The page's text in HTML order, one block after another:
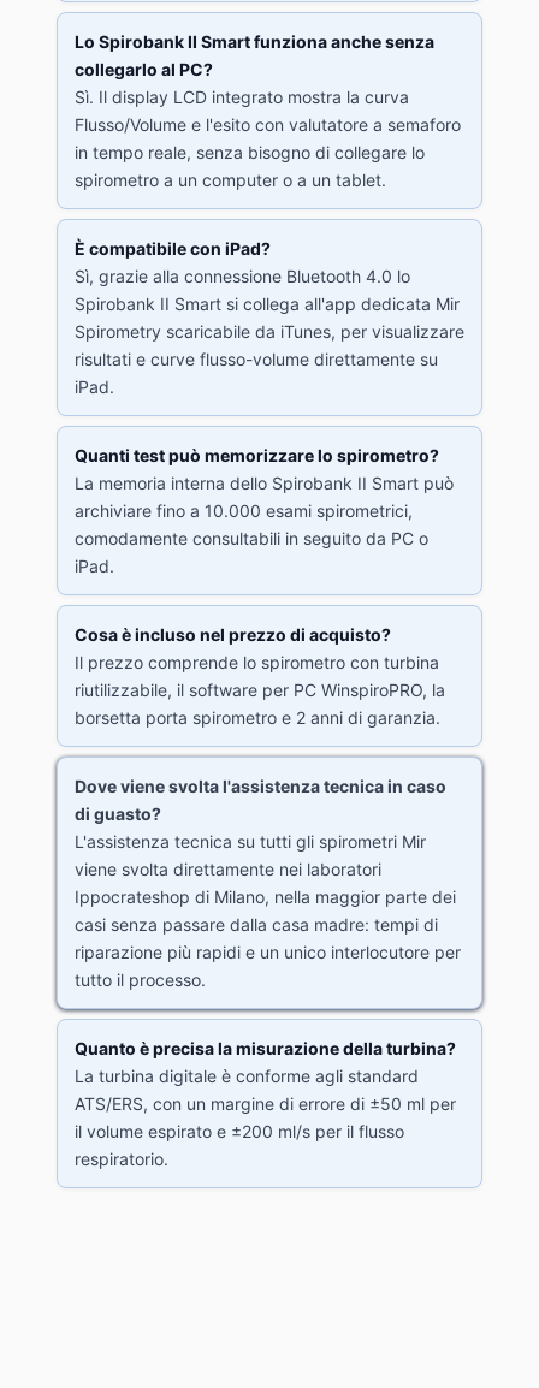
Lo Spirobank II Smart funziona anche senza
collegarlo al PC?
Sì. Il display LCD integrato mostra la curva
Flusso/Volume e l'esito con valutatore a semaforo
in tempo reale, senza bisogno di collegare lo
spirometro a un computer o a un tablet.
È compatibile con iPad?
Sì, grazie alla connessione Bluetooth 4.0 lo
Spirobank II Smart si collega all'app dedicata Mir
Spirometry scaricabile da iTunes, per visualizzare
risultati e curve flusso-volume direttamente su
iPad.
Quanti test può memorizzare lo spirometro?
La memoria interna dello Spirobank II Smart può
archiviare fino a 10.000 esami spirometrici,
comodamente consultabili in seguito da PC o
iPad.
Cosa è incluso nel prezzo di acquisto?
Il prezzo comprende lo spirometro con turbina
riutilizzabile, il software per PC WinspiroPRO, la
borsetta porta spirometro e 2 anni di garanzia.
Dove viene svolta l'assistenza tecnica in caso
di guasto?
L'assistenza tecnica su tutti gli spirometri Mir
viene svolta direttamente nei laboratori
Ippocrateshop di Milano, nella maggior parte dei
casi senza passare dalla casa madre: tempi di
riparazione più rapidi e un unico interlocutore per
tutto il processo.
Quanto è precisa la misurazione della turbina?
La turbina digitale è conforme agli standard
ATS/ERS, con un margine di errore di ±50 ml per
il volume espirato e ±200 ml/s per il flusso
respiratorio.